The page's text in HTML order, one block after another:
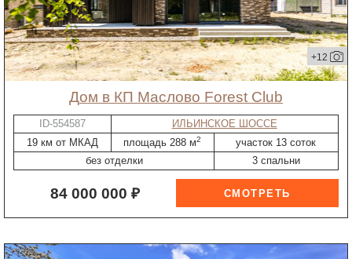
+12
дом в КП Маслово Forest Club
ID-554587
ИЛЬИНСКОЕ ШОССЕ
19 км от МКАД
площадь 288 м2
участок 13 соток
без отделки
3 спальни
84 000 000 ₽